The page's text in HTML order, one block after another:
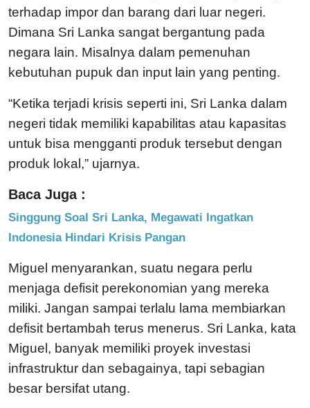
terhadap impor dan barang dari luar negeri.
Dimana Sri Lanka sangat bergantung pada
negara lain. Misalnya dalam pemenuhan
kebutuhan pupuk dan input lain yang penting.
“Ketika terjadi krisis seperti ini, Sri Lanka dalam
negeri tidak memiliki kapabilitas atau kapasitas
untuk bisa mengganti produk tersebut dengan
produk lokal,” ujarnya.
Baca Juga :
Singgung Soal Sri Lanka, Megawati Ingatkan
Indonesia Hindari Krisis Pangan
Miguel menyarankan, suatu negara perlu
menjaga defisit perekonomian yang mereka
miliki. Jangan sampai terlalu lama membiarkan
defisit bertambah terus menerus. Sri Lanka, kata
Miguel, banyak memiliki proyek investasi
infrastruktur dan sebagainya, tapi sebagian
besar bersifat utang.